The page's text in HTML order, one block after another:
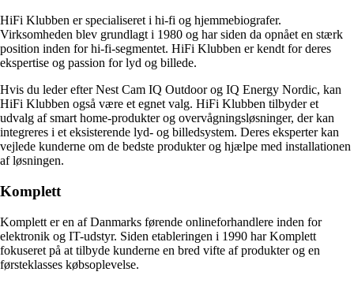
HiFi Klubben er specialiseret i hi-fi og hjemmebiografer.
Virksomheden blev grundlagt i 1980 og har siden da opnået en stærk
position inden for hi-fi-segmentet. HiFi Klubben er kendt for deres
ekspertise og passion for lyd og billede.
Hvis du leder efter Nest Cam IQ Outdoor og IQ Energy Nordic, kan
HiFi Klubben også være et egnet valg. HiFi Klubben tilbyder et
udvalg af smart home-produkter og overvågningsløsninger, der kan
integreres i et eksisterende lyd- og billedsystem. Deres eksperter kan
vejlede kunderne om de bedste produkter og hjælpe med installationen
af løsningen.
Komplett
Komplett er en af Danmarks førende onlineforhandlere inden for
elektronik og IT-udstyr. Siden etableringen i 1990 har Komplett
fokuseret på at tilbyde kunderne en bred vifte af produkter og en
førsteklasses købsoplevelse.